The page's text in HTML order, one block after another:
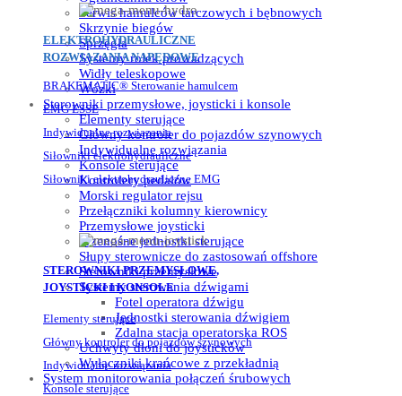
Serwis hamulców tarczowych i bębnowych
Skrzynie biegów
Sprzęgła
Systemy rolek prowadzących
Widły teleskopowe
Wózki
Sterowniki przemysłowe, joysticki i konsole
Elementy sterujące
Główny kontroler do pojazdów szynowych
Indywidualne rozwiązania
Konsole sterujące
Kontrolery pedałów
Morski regulator rejsu
Przełączniki kolumny kierownicy
Przemysłowe joysticki
Przenośne jednostki sterujące
Słupy sterownicze do zastosowań offshore
Sterowniki przemysłowe
Systemy sterowania dźwigami
Fotel operatora dźwigu
Jednostki sterowania dźwigiem
Zdalna stacja operatorska ROS
Uchwyty dłoni do joysticków
Wyłączniki krańcowe z przekładnią
System monitorowania połączeń śrubowych
ELEKTROHYDRAULICZNE
ROZWIĄZANIA NAPĘDOWE
BRAKEMATIC® Sterowanie hamulcem
EMG ESSE
Indywidualne rozwiązania
Siłowniki elektrohydrauliczne
Siłowniki elektrohydrauliczne EMG
STEROWNIKI PRZEMYSŁOWE,
JOYSTICKI I KONSOLE
Elementy sterujące
Główny kontroler do pojazdów szynowych
Indywidualne rozwiązania
Konsole sterujące